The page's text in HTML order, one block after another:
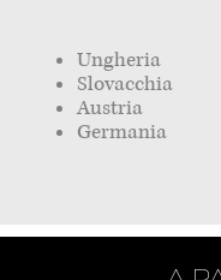
Ungheria
Slovacchia
Austria
Germania